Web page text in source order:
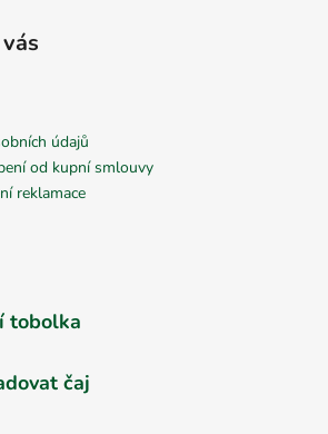
údajů
od kupní smlouvy
reklamace
tobolka
čaj